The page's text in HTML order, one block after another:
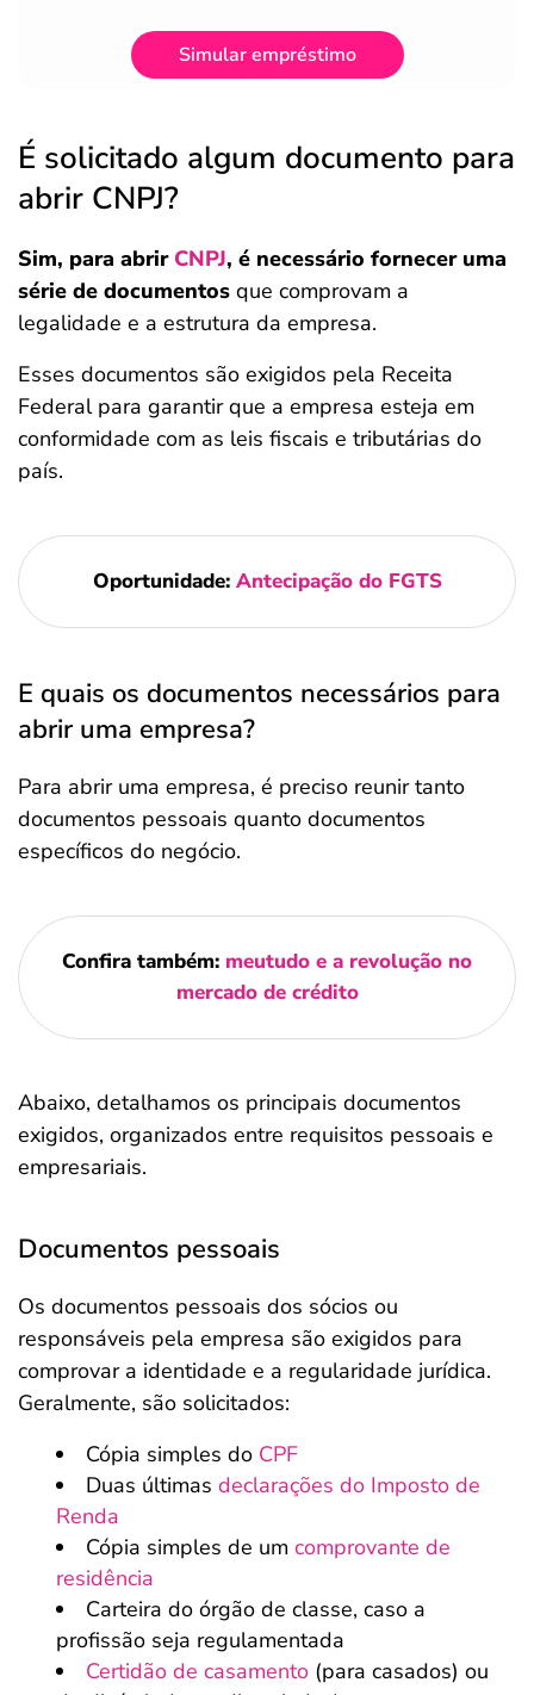
Simular empréstimo
É solicitado algum documento para
abrir CNPJ?
Sim, para abrir CNPJ, é necessário fornecer uma
série de documentos que comprovam a
legalidade e a estrutura da empresa.
Esses documentos são exigidos pela Receita
Federal para garantir que a empresa esteja em
conformidade com as leis fiscais e tributárias do
país.
Oportunidade: Antecipação do FGTS
E quais os documentos necessários para
abrir uma empresa?
Para abrir uma empresa, é preciso reunir tanto
documentos pessoais quanto documentos
específicos do negócio.
Confira também: meutudo e a revolução no
mercado de crédito
Abaixo, detalhamos os principais documentos
exigidos, organizados entre requisitos pessoais e
empresariais.
Documentos pessoais
Os documentos pessoais dos sócios ou
responsáveis pela empresa são exigidos para
comprovar a identidade e a regularidade jurídica.
Geralmente, são solicitados:
Cópia simples do CPF
Duas últimas declarações do Imposto de
Renda
Cópia simples de um comprovante de
residência
Carteira do órgão de classe, caso a
profissão seja regulamentada
Certidão de casamento (para casados) ou